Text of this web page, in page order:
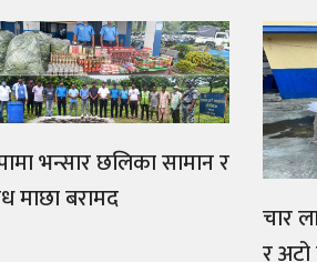
भन्सार छलिका सामान र
माछा बरामद
चार
र